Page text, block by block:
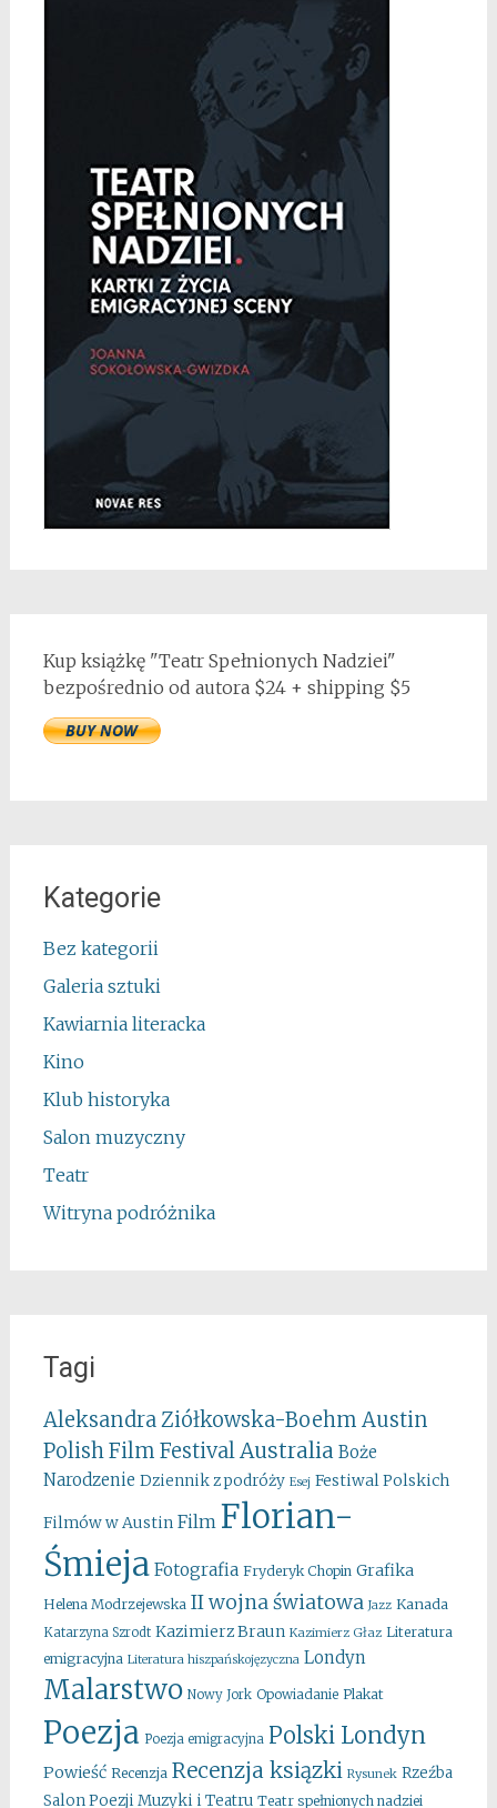
Kup książkę "Teatr Spełnionych Nadziei"
bezpośrednio od autora $24 + shipping $5
Kategorie
Bez kategorii
Galeria sztuki
Kawiarnia literacka
Kino
Klub historyka
Salon muzyczny
Teatr
Witryna podróżnika
Tagi
Aleksandra Ziółkowska-Boehm Austin
Polish Film FestivalAustralia Boże
Narodzenie Dziennik z podróży Esej Festiwal Polskich
Filmów w Austin Film Florian-
Śmieja Fotografia Fryderyk Chopin Grafika
Helena Modrzejewska II wojna światowa Jazz Kanada
Katarzyna Szrodt Kazimierz Braun Kazimierz Głaz Literatura
emigracyjna Literatura hiszpańskojęzyczna Londyn
Malarstwo Nowy Jork Opowiadanie Plakat
Poezja Poezja emigracyjna Polski Londyn
Powieść Recenzja Recenzja ksiązki Rysunek Rzeźba
Salon Poezji Muzyki i Teatru Teatr spełnionych nadziei